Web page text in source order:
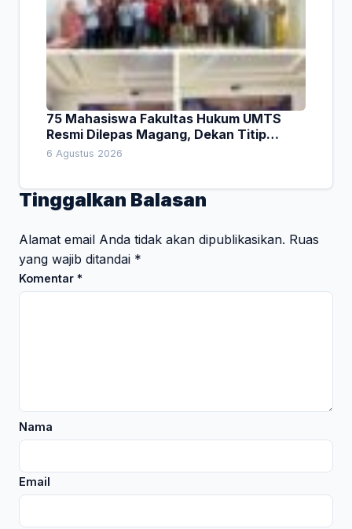
75 Mahasiswa Fakultas Hukum UMTS
Resmi Dilepas Magang, Dekan Titip
Empat Pesan Penting
6 Agustus 2026
Tinggalkan Balasan
Alamat email Anda tidak akan dipublikasikan. Ruas
yang wajib ditandai *
Komentar *
Nama
Email